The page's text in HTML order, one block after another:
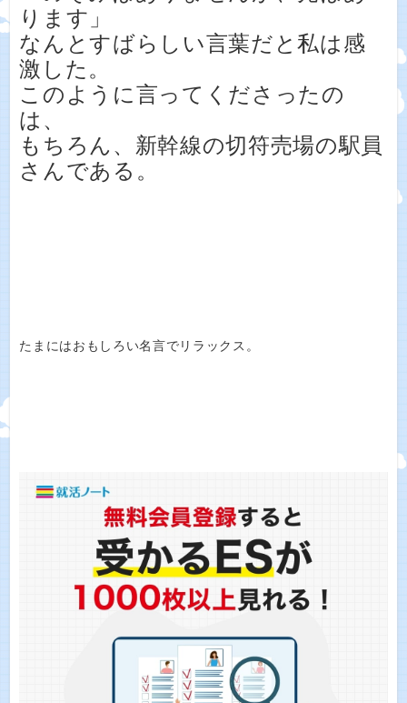
ります」
なんとすばらしい言葉だと私は感
激した。
このように言ってくださったの
は、
もちろん、新幹線の切符売場の駅員
さんである。
たまにはおもしろい名言でリラックス。